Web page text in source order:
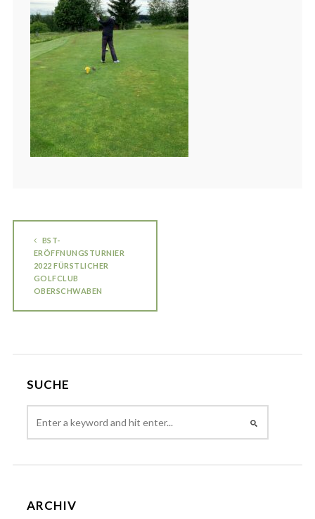
BST-
ERÖFFNUNGSTURNIER
2022 FÜRSTLICHER
GOLFCLUB
OBERSCHWABEN
SUCHE
ARCHIV